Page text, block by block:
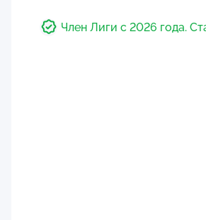
Член Лиги с 2026 года.